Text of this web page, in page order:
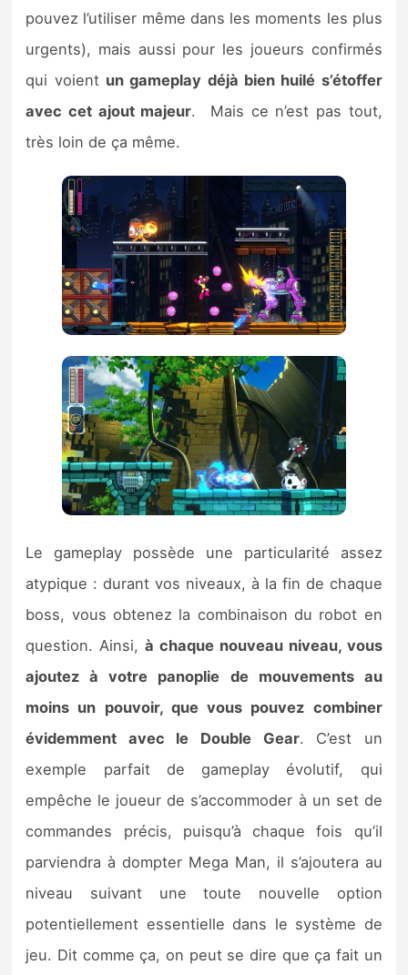
pouvez l’utiliser même dans les moments les plus
urgents), mais aussi pour les joueurs confirmés
qui voient un gameplay déjà bien huilé s’étoffer
avec cet ajout majeur. Mais ce n’est pas tout,
très loin de ça même.
Le gameplay possède une particularité assez
atypique : durant vos niveaux, à la fin de chaque
boss, vous obtenez la combinaison du robot en
question. Ainsi,à chaque nouveau niveau, vous
ajoutez à votre panoplie de mouvements au
moins un pouvoir, que vous pouvez combiner
évidemment avec le Double Gear. C’est un
exemple parfait de gameplay évolutif, qui
empêche le joueur de s’accommoder à un set de
commandes précis, puisqu’à chaque fois qu’il
parviendra à dompter Mega Man, il s’ajoutera au
niveau suivant une toute nouvelle option
potentiellement essentielle dans le système de
jeu. Dit comme ça, on peut se dire que ça fait un